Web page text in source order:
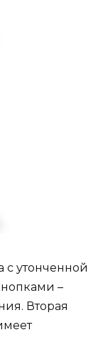
с утонченной
–
Вторая